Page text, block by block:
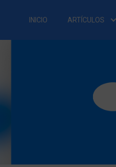
INICIO ARTÍCULOS